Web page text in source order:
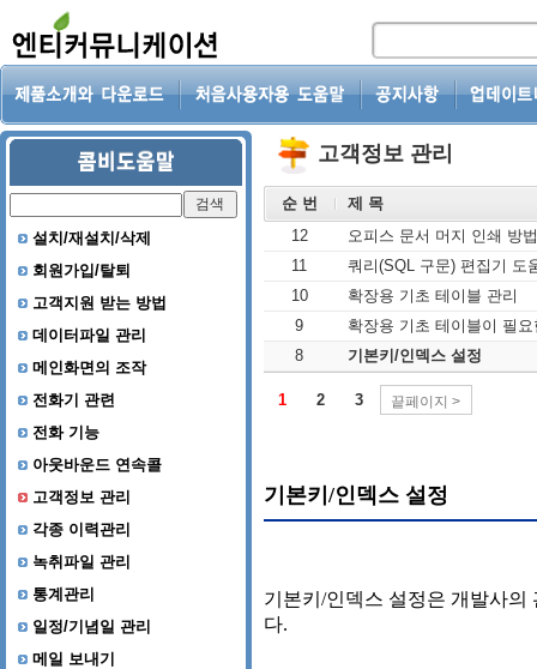
설치/재설치/삭제
회원가입/탈퇴
고객지원 받는 방법
데이터파일 관리
메인화면의 조작
전화기 관련
전화 기능
아웃바운드 연속콜
고객정보 관리
각종 이력관리
녹취파일 관리
통계관리
일정/기념일 관리
메일 보내기
고객정보 관리
순 번
제 목
12
오피스 문서 머지 인쇄 방법
11
쿼리(SQL 구문) 편집기 도
10
확장용 기초 테이블 관리
9
확장용 기초 테이블이 필
8
기본키/인덱스 설정
1 2 3 끝페이지 >